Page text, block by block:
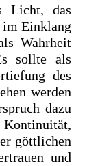
Licht, das
Einklang
Wahrheit
sollte als
des
werden
dazu
göttlichen
und